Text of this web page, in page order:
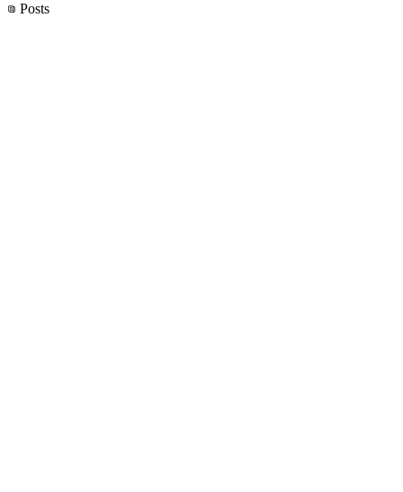
Posts